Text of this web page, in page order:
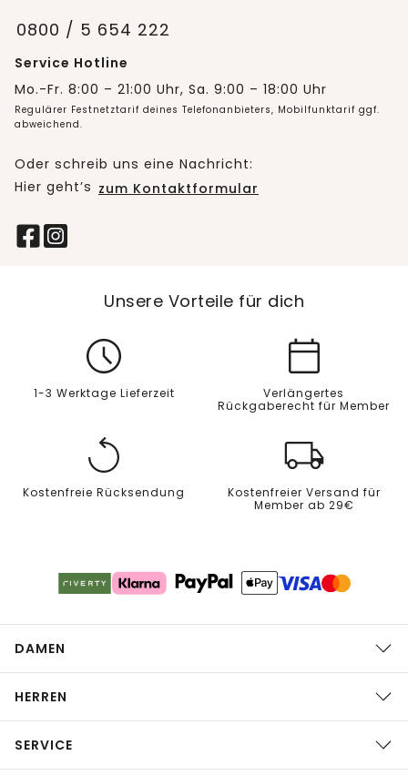
0800 / 5 654 222
Service Hotline
Mo.-Fr. 8:00 – 21:00 Uhr, Sa. 9:00 – 18:00 Uhr
Regulärer Festnetztarif deines Telefonanbieters, Mobilfunktarif ggf.
abweichend.
Oder schreib uns eine Nachricht:
Hier geht’s zum Kontaktformular
Unsere Vorteile für dich
1-3 Werktage Lieferzeit
Verlängertes
Rückgaberecht für Member
Kostenfreie Rücksendung
Kostenfreier Versand für
Member ab 29€
DAMEN
HERREN
SERVICE